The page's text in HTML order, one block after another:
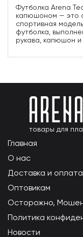
Футболка Arena
капюшоном — это
спортивная
футболка,
рукава, капюшон
товары для
Главная
О нас
Доставка и оплата
Оптовикам
Осторожно,
Политика
Новости